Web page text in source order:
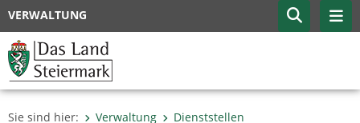
VERWALTUNG
Sie sind hier: Verwaltung
Dienststellen